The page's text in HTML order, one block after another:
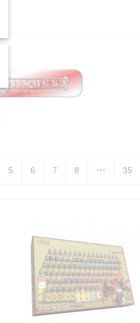
5 6 7 8 ••• 35